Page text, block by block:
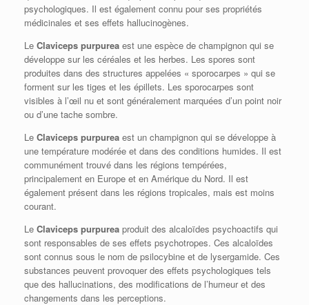
psychologiques. Il est également connu pour ses propriétés
médicinales et ses effets hallucinogènes.
Le Claviceps purpurea est une espèce de champignon qui se
développe sur les céréales et les herbes. Les spores sont
produites dans des structures appelées « sporocarpes » qui se
forment sur les tiges et les épillets. Les sporocarpes sont
visibles à l’œil nu et sont généralement marquées d’un point noir
ou d’une tache sombre.
Le Claviceps purpurea est un champignon qui se développe à
une température modérée et dans des conditions humides. Il est
communément trouvé dans les régions tempérées,
principalement en Europe et en Amérique du Nord. Il est
également présent dans les régions tropicales, mais est moins
courant.
Le Claviceps purpurea produit des alcaloïdes psychoactifs qui
sont responsables de ses effets psychotropes. Ces alcaloïdes
sont connus sous le nom de psilocybine et de lysergamide. Ces
substances peuvent provoquer des effets psychologiques tels
que des hallucinations, des modifications de l’humeur et des
changements dans les perceptions.